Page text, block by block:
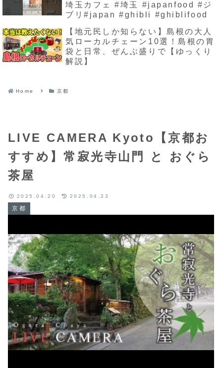
埼玉カフェ #埼玉 #japanfood #ジ
ブリ#japan #ghibli #ghiblifood
【地元民しか知らない】島根の大人
気ローカルチェーン10選！島根の胃
袋と日常、ぜんぶ盛りで【ゆっくり
解説】
Home 京都
LIVE CAMERA Kyoto【京都お
すすめ】常寂光寺山門 と おぐら
茶屋
京都
2025.04.20 2025.04.23